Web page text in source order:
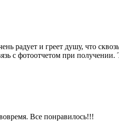
радует и греет душу, что
с фотоотчетом при
Все понравилось!!!